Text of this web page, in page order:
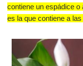
contiene un espádice
es la que contiene a